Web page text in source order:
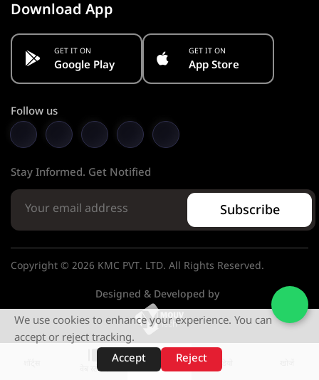
वेब स्टोरीज़
Download App
GET IT ON
Google Play
GET IT ON
App Store
Follow us
Stay Informed. Get Notified
Subscribe
Copyright © 2026 KMC PVT. LTD. All Rights Reserved.
Designed & Developed by
We use cookies to enhance your experience. You can
accept or reject tracking.
Accept
Reject